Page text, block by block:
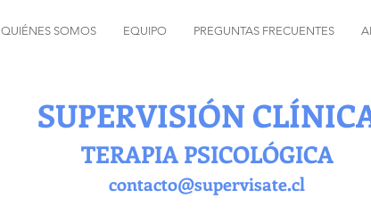
QUIÉNES SOMOS EQUIPO PREGUNTAS FRECUENTES
SUPERVISIÓN
TERAPIA PSICOLÓGICA
contacto@supervisate.cl